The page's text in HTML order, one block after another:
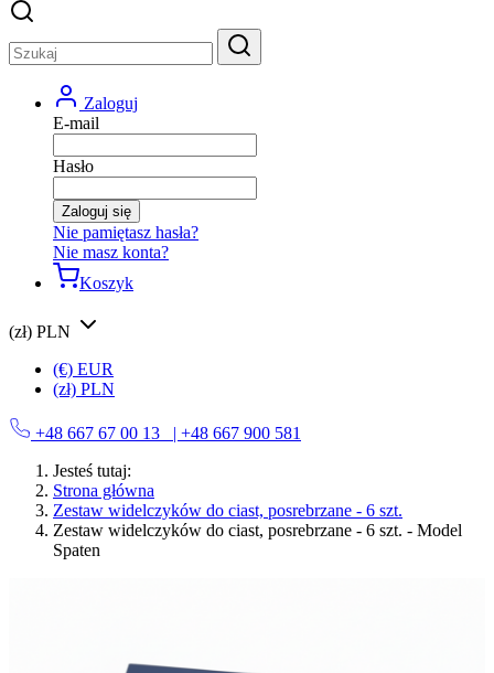
Zaloguj
E-mail
Hasło
Zaloguj się
Nie pamiętasz hasła?
Nie masz konta?
Koszyk
(zł) PLN
(€) EUR
(zł) PLN
+48 667 67 00 13
| +48 667 900 581
Jesteś tutaj:
Strona główna
Zestaw widelczyków do ciast, posrebrzane - 6 szt.
Zestaw widelczyków do ciast, posrebrzane - 6 szt. - Model
Spaten